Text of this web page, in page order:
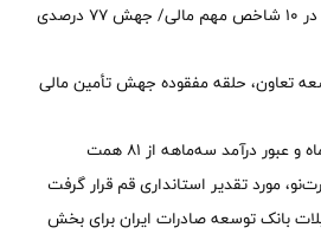
جایگاه نخست بانك ملت در 10 شاخص مهم مالی/ جهش 77 درصدی
تعاون، حلقه مفقوده جهش تأمین مالی
مورد تقدیر استانداری قم قرار گرفت
تسهیلات بانک توسعه صادرات ایران برای بخش